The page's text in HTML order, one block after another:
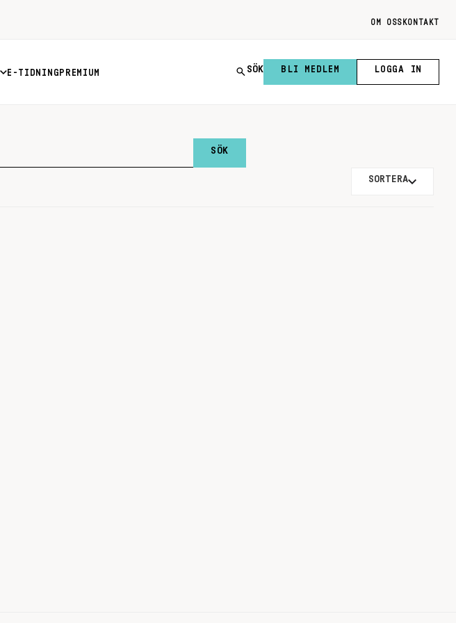
OM OSS KONTAKT
E-TIDNING PREMIUM SÖK BLI MEDLEM LOGGA IN
SORTERA